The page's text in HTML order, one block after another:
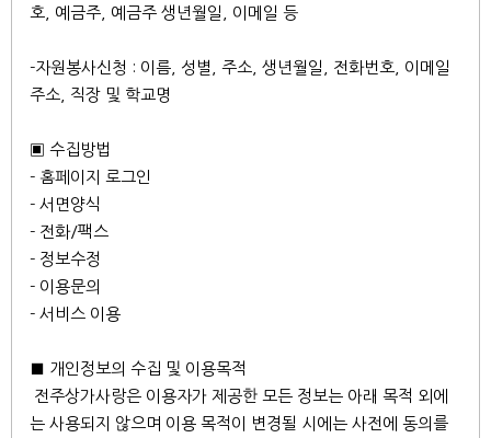
호, 예금주, 예금주 생년월일, 이메일 등
-자원봉사신청 : 이름, 성별, 주소, 생년월일, 전화번호, 이메일
주소, 직장 및 학교명
▣ 수집방법
- 홈페이지 로그인
- 서면양식
- 전화/팩스
- 정보수정
- 이용문의
- 서비스 이용
■ 개인정보의 수집 및 이용목적
전주상가사랑은 이용자가 제공한 모든 정보는 아래 목적 외에
는 사용되지 않으며 이용 목적이 변경될 시에는 사전에 동의를